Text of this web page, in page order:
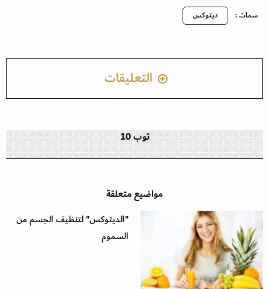
سمات : ديتوكس
التعليقات
توب 10
مواضيع متعلقة
"الديتوكس" لتنظيف الجسم من
السموم